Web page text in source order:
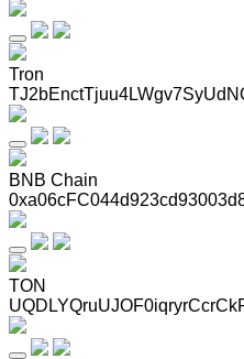
Tron
BNB Chain
TON